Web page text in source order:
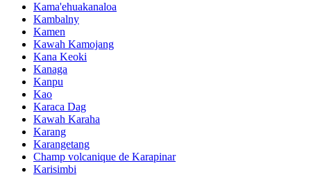
Kama'ehuakanaloa
Kambalny
Kamen
Kawah Kamojang
Kana Keoki
Kanaga
Kanpu
Kao
Karaca Dag
Kawah Karaha
Karang
Karangetang
Champ volcanique de Karapinar
Karisimbi